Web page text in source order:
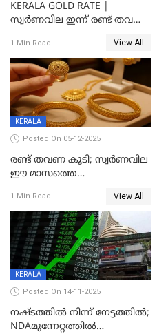
KERALA GOLD RATE |
സ്വർണവില ഇന്ന് രണ്ട് തവണ
സർവകാല റെക്കോഡ്
1 Min Read View All
KERALA
Posted On 05-12-2025
രണ്ട് തവണ കൂടി; സ്വർണവില
ഈ മാസത്തെ
1 Min Read View All
KERALA
Posted On 14-11-2025
നഷ്ടത്തിൽ നിന്ന് നേട്ടത്തിൽ;
NDAമുന്നേറ്റത്തിൽ